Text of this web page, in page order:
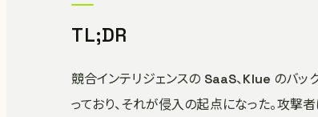
TL;DR
競合インテリジェンスの SaaS、Klue のバ
っており、それが侵入の起点になった。攻